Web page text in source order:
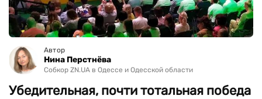
Автор
Нина Перстнёва
Собкор ZN.UA в Одессе и Одесской области
Убедительная, почти тотальная победа